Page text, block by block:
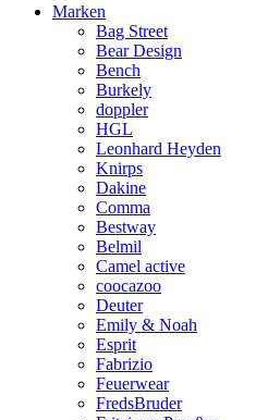
Marken
Bag Street
Bear Design
Bench
Burkely
doppler
HGL
Leonhard Heyden
Knirps
Dakine
Comma
Bestway
Belmil
Camel active
coocazoo
Deuter
Emily & Noah
Esprit
Fabrizio
Feuerwear
FredsBruder